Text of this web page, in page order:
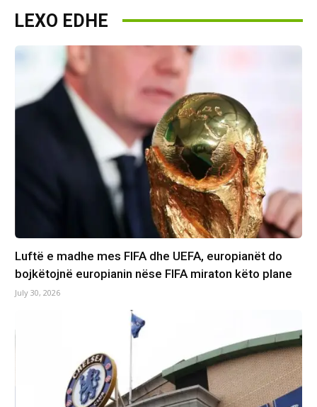
LEXO EDHE
Luftë e madhe mes FIFA dhe UEFA, europianët do
bojkëtojnë europianin nëse FIFA miraton këto plane
July 30, 2026